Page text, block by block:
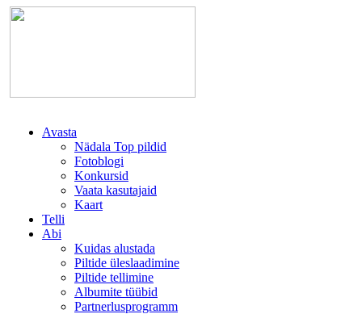
Avasta
Nädala Top pildid
Fotoblogi
Konkursid
Vaata kasutajaid
Kaart
Telli
Abi
Kuidas alustada
Piltide üleslaadimine
Piltide tellimine
Albumite tüübid
Partnerlusprogramm